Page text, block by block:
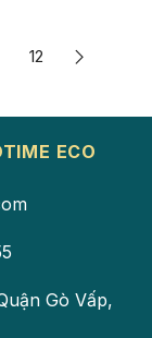
12
ECO
Gò Vấp,